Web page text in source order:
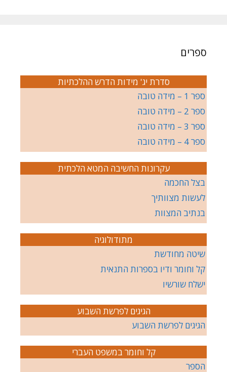
ספרים
סדרת יג' מידות הדרש ההלכתיות
ספר 1 – מידה טובה
ספר 2 – מידה טובה
ספר 3 – מידה טובה
ספר 4 – מידה טובה
עקרונות החשיבה המטא הלכתית
בצל החכמה
לעשות מצוותיך
בנתיב המצוות
מתודולוגיה
שיטה מחודשת
קל וחומר ודיו בספרות התנאית
ישלח שורשיו
הגיגים לפרשת השבוע
הגיגים לפרשת השבוע
קל וחומר במשפט העברי
הספר